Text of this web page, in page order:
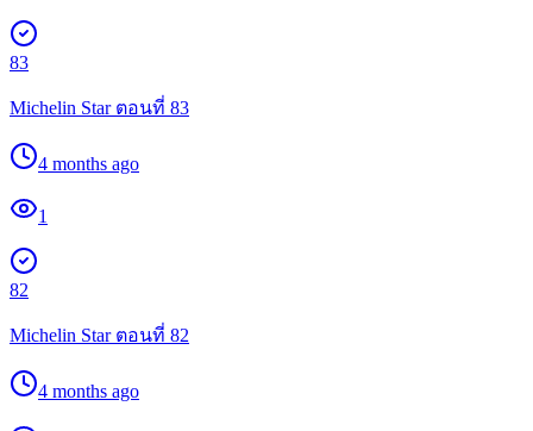
83
Michelin Star ตอนที่ 83
4 months ago
1
82
Michelin Star ตอนที่ 82
4 months ago